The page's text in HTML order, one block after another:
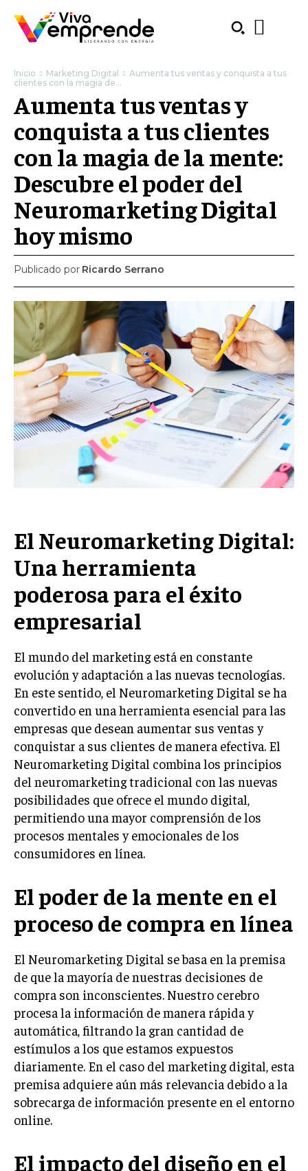
SUBSCRIBE
Welcome to Liberty Case
We have a curated list of the most noteworthy news from all
across the globe. With any subscription plan, you get access
toexclusive articles that let you stay ahead of the curve.
Your Profile
NEWS LIFESTYLE PUBLIC OPINION
LIFESTYLE
MARKETING
ESTRATEGIAS DE MARKETING
AGENCIAS DE MARKETING
AGENCIAS DE POSICIONAMIENTO WEB SEO
VENTA DE ENLACES
MARKETING DIGITAL
PUBLICIDAD
VENTAS Y PERSUASIÓN
GESTIÓN DE PRODUCTOS
GESTIÓN DE MARCA
INVESTIGACIÓN DE MERCADO
ANÁLISIS DE COMPETENCIA
GESTIÓN DE CLIENTES
EMPRENDIMIENTO
INNOVACIÓN EMPRESARIAL
GESTIÓN DEL CAMBIO
LIDERAZGO
HABILIDADES DIRECTIVAS
PLANIFICACIÓN EMPRESARIAL
Inicio Marketing Digital
Aumenta tus ventas y conquista a tus
clientes con la magia de...
Aumenta tus ventas y
conquista a tus clientes
con la magia de la mente:
Descubre el poder del
Neuromarketing Digital
hoy mismo
Publicado por Ricardo Serrano
El Neuromarketing Digital:
Una herramienta
poderosa para el éxito
empresarial
El mundo del marketing está en constante
evolución y adaptación a las nuevas tecnologías.
En este sentido, el Neuromarketing Digital se ha
convertido en una herramienta esencial para las
empresas que desean aumentar sus ventas y
conquistar a sus clientes de manera efectiva. El
Neuromarketing Digital combina los principios
del neuromarketing tradicional con las nuevas
posibilidades que ofrece el mundo digital,
permitiendo una mayor comprensión de los
procesos mentales y emocionales de los
consumidores en línea.
El poder de la mente en el
proceso de compra en línea
El Neuromarketing Digital se basa en la premisa
de que la mayoría de nuestras decisiones de
compra son inconscientes. Nuestro cerebro
procesa la información de manera rápida y
automática, filtrando la gran cantidad de
estímulos a los que estamos expuestos
diariamente. En el caso del marketing digital, esta
premisa adquiere aún más relevancia debido a la
sobrecarga de información presente en el entorno
online.
El impacto del diseño en el